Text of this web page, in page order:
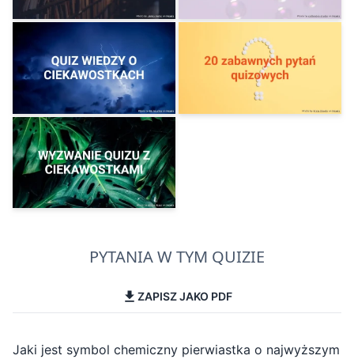
PYTANIA W TYM QUIZIE
ZAPISZ JAKO PDF
Jaki jest symbol chemiczny pierwiastka o najwyższym